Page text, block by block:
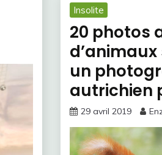
Insolite
20 photos
un
autrichien
29 avril 2019